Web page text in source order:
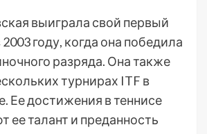
выиграла свой первый
году, когда она победила
разряда. Она также
турнирах ITF в
Ее достижения в теннисе
ее талант и преданность